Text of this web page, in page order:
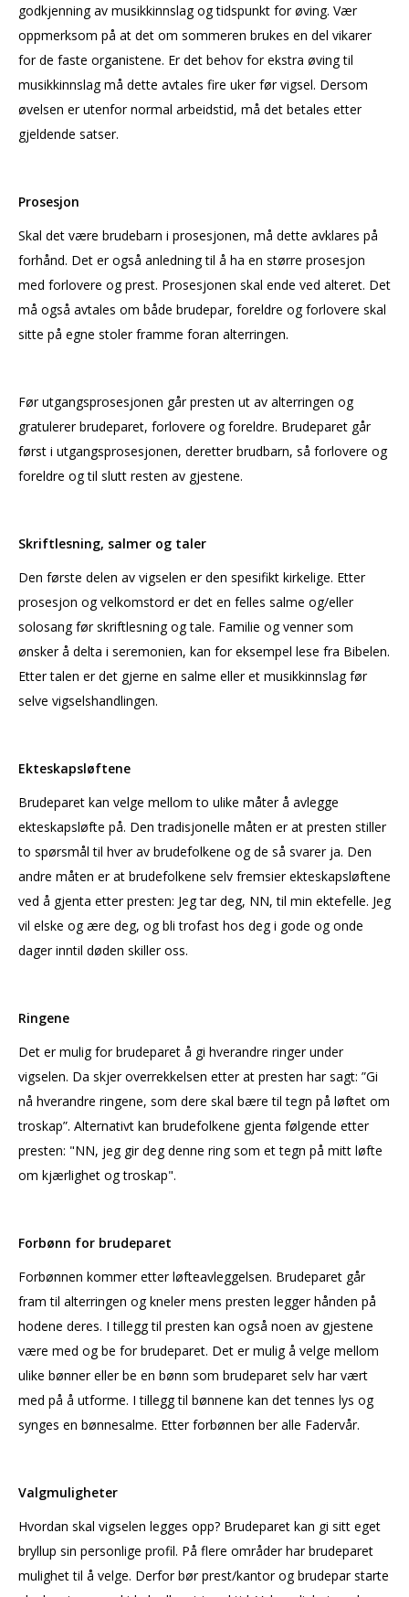
godkjenning av musikkinnslag og tidspunkt for øving. Vær
oppmerksom på at det om sommeren brukes en del vikarer
for de faste organistene. Er det behov for ekstra øving til
musikkinnslag må dette avtales fire uker før vigsel. Dersom
øvelsen er utenfor normal arbeidstid, må det betales etter
gjeldende satser.
Prosesjon
Skal det være brudebarn i prosesjonen, må dette avklares på
forhånd. Det er også anledning til å ha en større prosesjon
med forlovere og prest. Prosesjonen skal ende ved alteret. Det
må også avtales om både brudepar, foreldre og forlovere skal
sitte på egne stoler framme foran alterringen.
Før utgangsprosesjonen går presten ut av alterringen og
gratulerer brudeparet, forlovere og foreldre. Brudeparet går
først i utgangsprosesjonen, deretter brudbarn, så forlovere og
foreldre og til slutt resten av gjestene.
Skriftlesning, salmer og taler
Den første delen av vigselen er den spesifikt kirkelige. Etter
prosesjon og velkomstord er det en felles salme og/eller
solosang før skriftlesning og tale. Familie og venner som
ønsker å delta i seremonien, kan for eksempel lese fra Bibelen.
Etter talen er det gjerne en salme eller et musikkinnslag før
selve vigselshandlingen.
Ekteskapsløftene
Brudeparet kan velge mellom to ulike måter å avlegge
ekteskapsløfte på. Den tradisjonelle måten er at presten stiller
to spørsmål til hver av brudefolkene og de så svarer ja. Den
andre måten er at brudefolkene selv fremsier ekteskapsløftene
ved å gjenta etter presten: Jeg tar deg, NN, til min ektefelle. Jeg
vil elske og ære deg, og bli trofast hos deg i gode og onde
dager inntil døden skiller oss.
Ringene
Det er mulig for brudeparet å gi hverandre ringer under
vigselen. Da skjer overrekkelsen etter at presten har sagt: ”Gi
nå hverandre ringene, som dere skal bære til tegn på løftet om
troskap”. Alternativt kan brudefolkene gjenta følgende etter
presten: "NN, jeg gir deg denne ring som et tegn på mitt løfte
om kjærlighet og troskap".
Forbønn for brudeparet
Forbønnen kommer etter løfteavleggelsen. Brudeparet går
fram til alterringen og kneler mens presten legger hånden på
hodene deres. I tillegg til presten kan også noen av gjestene
være med og be for brudeparet. Det er mulig å velge mellom
ulike bønner eller be en bønn som brudeparet selv har vært
med på å utforme. I tillegg til bønnene kan det tennes lys og
synges en bønnesalme. Etter forbønnen ber alle Fadervår.
Valgmuligheter
Hvordan skal vigselen legges opp? Brudeparet kan gi sitt eget
bryllup sin personlige profil. På flere områder har brudeparet
mulighet til å velge. Derfor bør prest/kantor og brudepar starte